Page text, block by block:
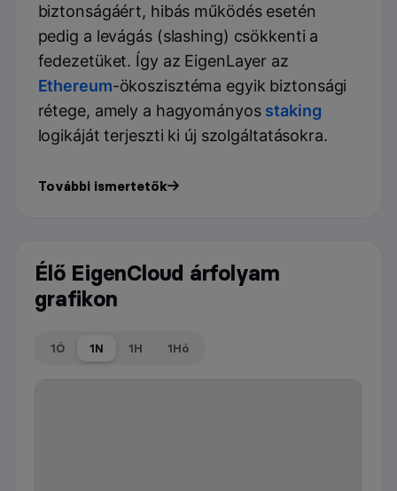
biztonságáért, hibás működés esetén
pedig a levágás (slashing) csökkenti a
fedezetüket. Így az EigenLayer az
Ethereum-ökoszisztéma egyik biztonsági
rétege, amely a hagyományos staking
logikáját terjeszti ki új szolgáltatásokra.
További ismertetők
Élő EigenCloud árfolyam
grafikon
1Ó 1N 1H 1Hó